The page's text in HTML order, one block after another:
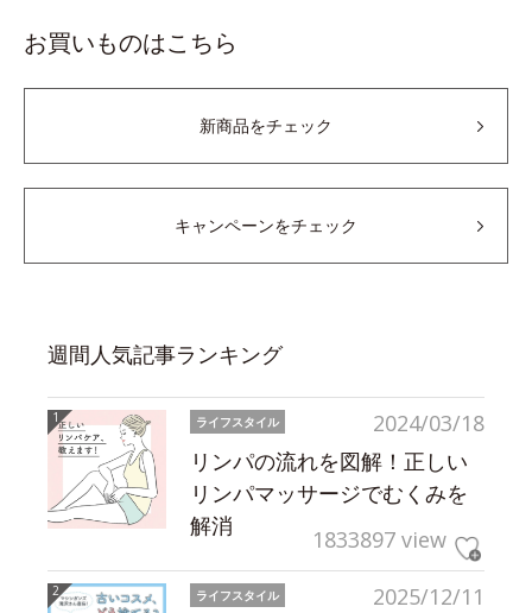
お買いものはこちら
新商品をチェック
キャンペーンをチェック
週間人気記事ランキング
2024/03/18
ライフスタイル
リンパの流れを図解！正しい
リンパマッサージでむくみを
解消
1833897 view
2025/12/11
ライフスタイル